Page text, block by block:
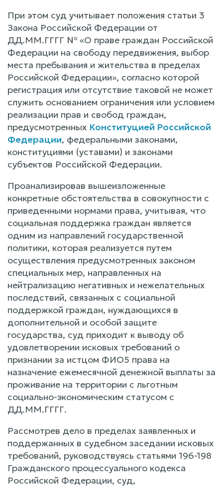
При этом суд учитывает положения статьи 3
Закона Российской Федерации от
ДД.ММ.ГГГГ № «О праве граждан Российской
Федерации на свободу передвижения, выбор
места пребывания и жительства в пределах
Российской Федерации», согласно которой
регистрация или отсутствие таковой не может
служить основанием ограничения или условием
реализации прав и свобод граждан,
предусмотренных Конституцией Российской
Федерации, федеральными законами,
конституциями (уставами) и законами
субъектов Российской Федерации.
Проанализировав вышеизложенные
конкретные обстоятельства в совокупности с
приведенными нормами права, учитывая, что
социальная поддержка граждан является
одним из направлений государственной
политики, которая реализуется путем
осуществления предусмотренных законом
специальных мер, направленных на
нейтрализацию негативных и нежелательных
последствий, связанных с социальной
поддержкой граждан, нуждающихся в
дополнительной и особой защите
государства, суд приходит к выводу об
удовлетворении исковых требований о
признании за истцом ФИО5 права на
назначение ежемесячной денежной выплаты за
проживание на территории с льготным
социально-экономическим статусом с
ДД.ММ.ГГГГ.
Рассмотрев дело в пределах заявленных и
поддержанных в судебном заседании исковых
требований, руководствуясь статьями 196-198
Гражданского процессуального кодекса
Российской Федерации, суд,